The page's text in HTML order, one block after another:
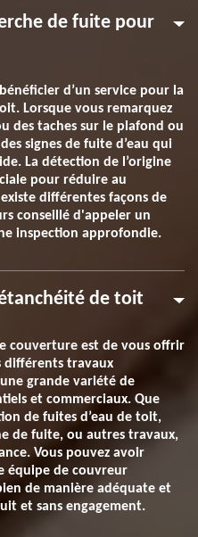
de fuite pour
d’un service pour la
Lorsque vous remarquez
des taches sur le plafond ou
signes de fuite d’eau qui
La détection de l’origine
pour réduire au
différentes façons de
conseillé d'appeler un
inspection approfondie.
de toit
couverture est de vous offrir
différents travaux
grande variété de
et commerciaux. Que
de fuites d’eau de toit,
de fuite, ou autres travaux,
Vous pouvez avoir
équipe de couvreur
de manière adéquate et
et sans engagement.